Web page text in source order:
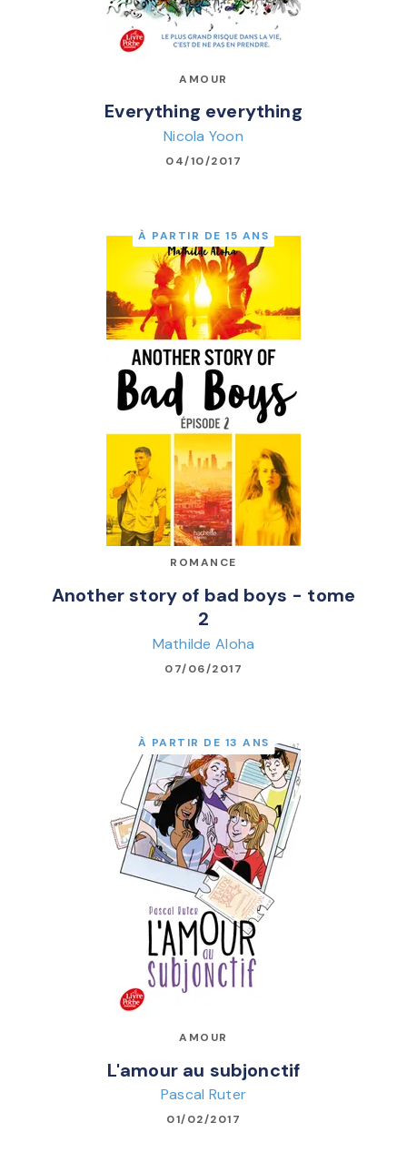
AMOUR
Everything everything
Nicola Yoon
04/10/2017
À PARTIR DE 15 ANS
ROMANCE
Another story of bad boys - tome
2
Mathilde Aloha
07/06/2017
À PARTIR DE 13 ANS
AMOUR
L'amour au subjonctif
Pascal Ruter
01/02/2017